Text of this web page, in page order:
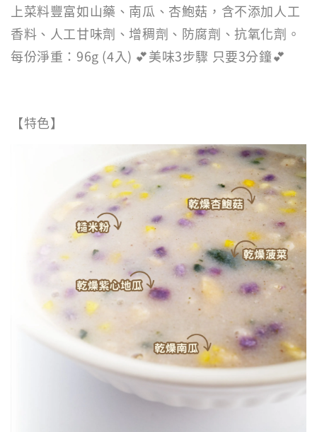
上菜料豐富如山藥、南瓜、杏鮑菇，含不添加人工
香料、人工甘味劑、增稠劑、防腐劑、抗氧化劑。
每份淨重：96g (4入) 💕美味3步驟 只要3分鐘💕
【特色】